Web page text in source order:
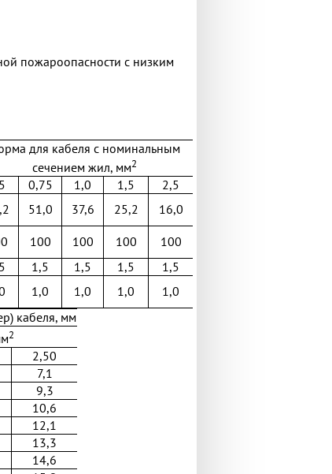
пожароопасности с низким
для кабеля с номинальным
сечением жил, мм2
0,75 1,0 1,5
2,5
51,0 37,6 25,2
16,0
100 100 100 100
1,5 1,5 1,5
1,5
1,0 1,0 1,0
1,0
кабеля, мм
2
2,50
7,1
9,3
10,6
12,1
13,3
14,6